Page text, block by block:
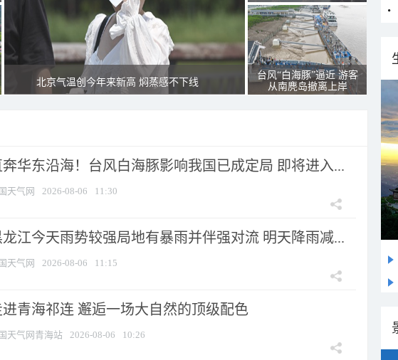
北京气温创今年来新高 焖蒸感不下线
台风“白海豚”逼近 游客
从南麂岛撤离上岸
奔华东沿海！台风白海豚影响我国已成定局 即将进入...
天气网 2026-08-06 11:30
龙江今天雨势较强局地有暴雨并伴强对流 明天降雨减...
天气网 2026-08-06 11:15
进青海祁连 邂逅一场大自然的顶级配色
天气网青海站 2026-08-06 10:26